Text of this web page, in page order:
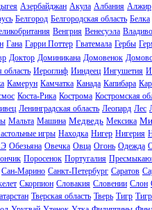
Азербайджан Акула Албания Алжир
Белгород Белгородская область Белка
Венгрия Венесуэла
Гана Гарри Поттер Гватемала Гербы
Доктор Доминикана Домовенок
область Иероглиф Ииндеец Ингушетия
Камерун Камчатка Канада Капибара
Коста-Рика Кострома Костромская
Ленинградская область Леопард Лес
Мальта Машина Медведь Мексика
игры Находка Нигер Нигерия
Обезьяна Овечка Овца Огонь Одежда
Поросенок Португалия
Сан-Марино Санкт-Петербург Саратов
Скорпион Словакия Словении Слон
Тверская область Тверь Тигр